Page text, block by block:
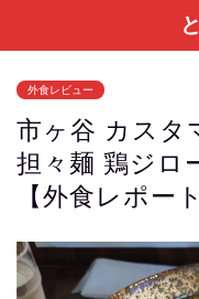
外食レビュー
市ヶ谷 カスタ
担々麺 鶏ジロ
【外食レポート